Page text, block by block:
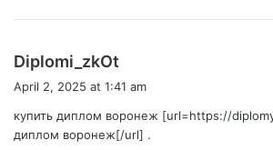
Diplomi_zkOt
a
s
:
April 2, 2025 at 1:41 am
купить диплом воронеж [url=https://
диплом воронеж[/url] .